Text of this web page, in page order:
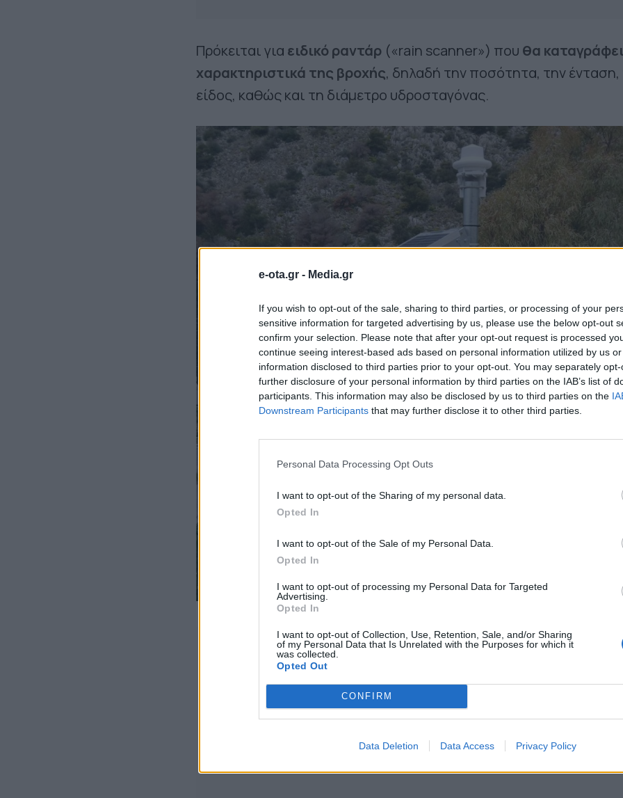
e-ota.gr - Media.gr
If you wish to opt-out of the sale, sharing to third parties, or processing of your
sensitive information for targeted advertising by us, please use the below opt-out
confirm your selection. Please note that after your opt-out request is processed
continue seeing interest-based ads based on personal information utilized by us
information disclosed to third parties prior to your opt-out. You may separately
further disclosure of your personal information by third parties on the IAB’s list of
participants. This information may also be disclosed by us to third parties on the
Downstream Participants that may further disclose it to other third parties.
Personal Data Processing Opt Outs
I want to opt-out of the Sharing of my personal data.
Opted In
I want to opt-out of the Sale of my Personal Data.
Opted In
I want to opt-out of processing my Personal Data for Targeted
Advertising.
Opted In
I want to opt-out of Collection, Use, Retention, Sale, and/or Sharing
of my Personal Data that Is Unrelated with the Purposes for which it
was collected.
Opted Out
CONFIRM
Data Deletion Data Access Privacy Policy
Πρόκειται για ειδικό ραντάρ («rain scanner») που θα
χαρακτηριστικά της βροχής, δηλαδή την ποσότητα, την ένταση,
είδος, καθώς και τη διάμετρο υδροσταγόνας.